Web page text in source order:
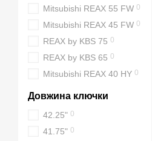
Mitsubishi REAX 55 FW 0
Mitsubishi REAX 45 FW 0
REAX by KBS 75 0
REAX by KBS 65 0
Mitsubishi REAX 40 HY 0
Довжина ключки
42.25" 0
41.75" 0